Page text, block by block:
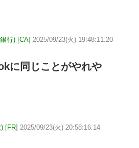
行) [CA] 2025/09/23(火) 19:48:11.20
に同じことがやれや
[FR] 2025/09/23(火) 20:58:16.14